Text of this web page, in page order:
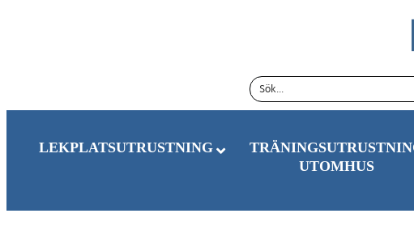
LEKPLATSUTRUSTNING
UTOMHUS